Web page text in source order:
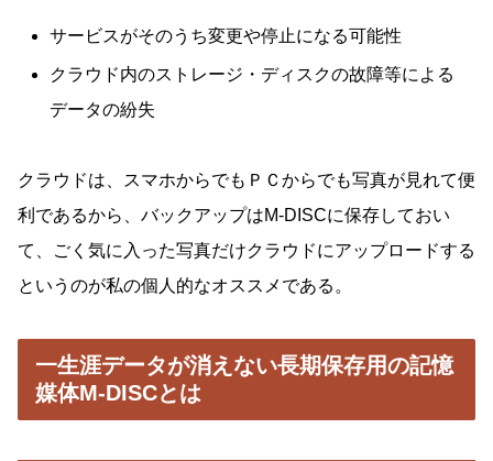
サービスがそのうち変更や停止になる可能性
クラウド内のストレージ・ディスクの故障等による
データの紛失
クラウドは、スマホからでもＰＣからでも写真が見れて便
利であるから、バックアップはM-DISCに保存しておい
て、ごく気に入った写真だけクラウドにアップロードする
というのが私の個人的なオススメである。
一生涯データが消えない長期保存用の記憶
媒体M-DISCとは